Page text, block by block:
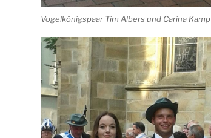
Vogelkönigspaar Tim Albers und Carina Kamp